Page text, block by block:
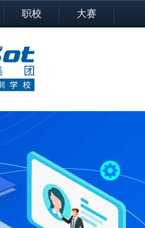
职校 大赛
发展历程
校企合作
高职教育
培训装备
配套教案
高级顾问
证书查询
实习岗位
就业情况